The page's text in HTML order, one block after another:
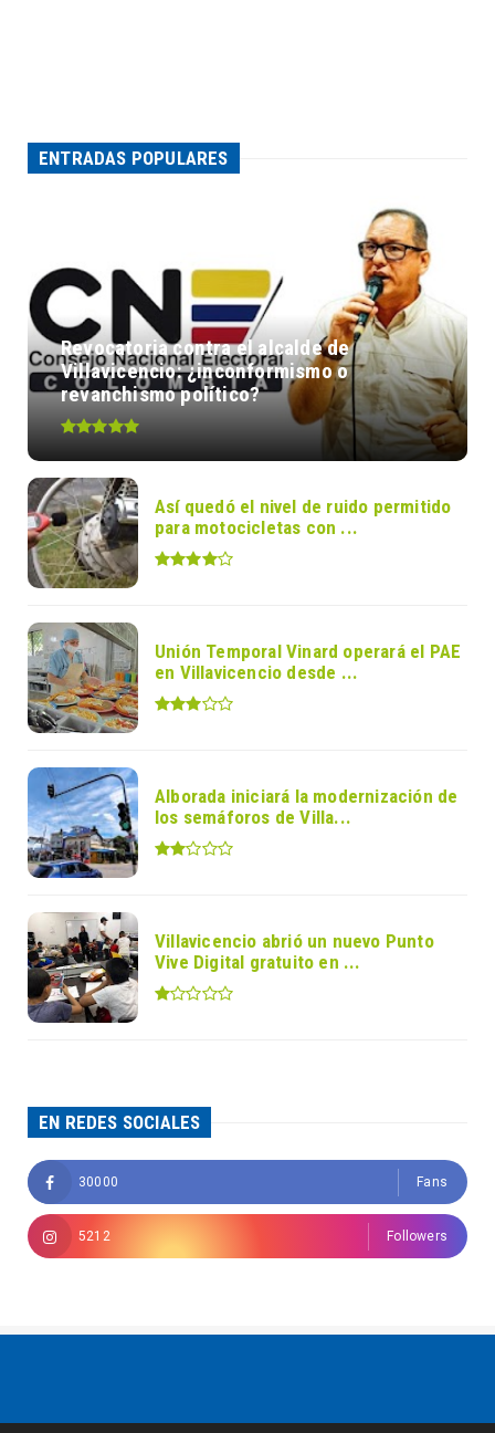
ENTRADAS POPULARES
Revocatoria contra el alcalde de
Villavicencio: ¿inconformismo o
revanchismo político?
Así quedó el nivel de ruido permitido
para motocicletas con ...
Unión Temporal Vinard operará el PAE
en Villavicencio desde ...
Alborada iniciará la modernización de
los semáforos de Villa...
Villavicencio abrió un nuevo Punto
Vive Digital gratuito en ...
EN REDES SOCIALES
30000 Fans
5212 Followers